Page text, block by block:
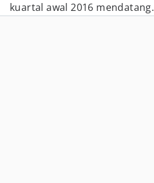
kuartal awal 2016 mendatang.